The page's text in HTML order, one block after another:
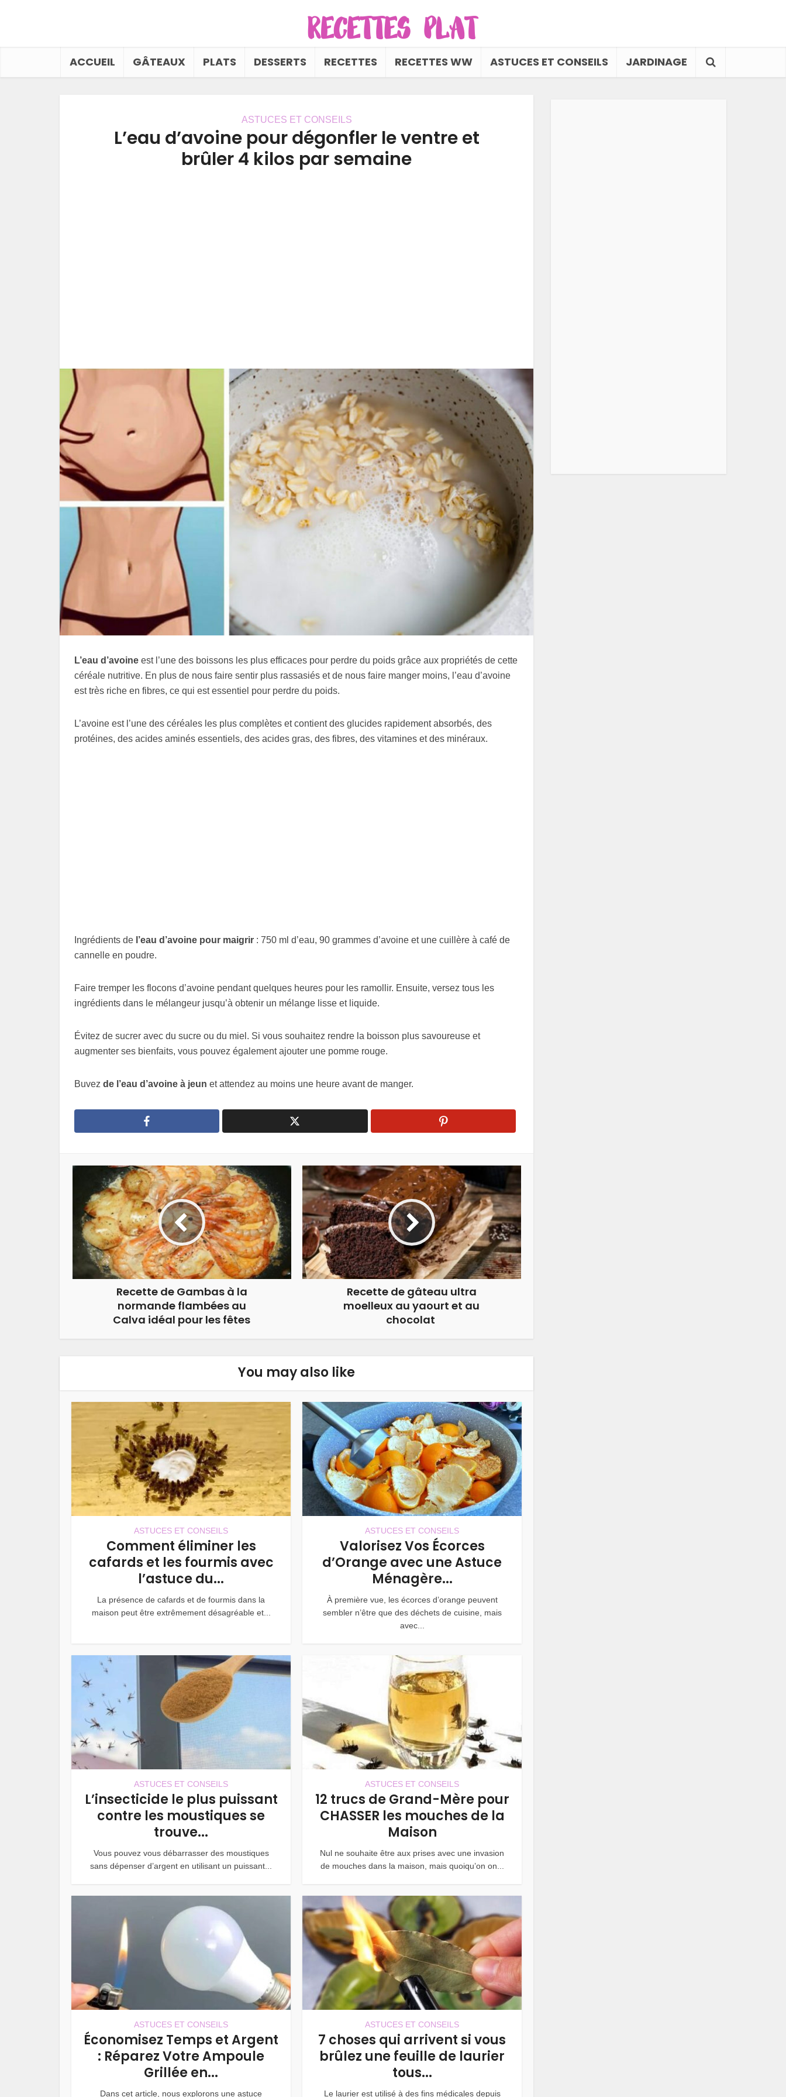
ACCUEIL GÂTEAUX PLATS DESSERTS RECETTES RECETTES WW ASTUCES ET CONSEILS JARDINAGE
ASTUCES ET CONSEILS
L’eau d’avoine pour dégonfler le ventre et
brûler 4 kilos par semaine
L’eau d’avoine est l’une des boissons les plus efficaces pour perdre du poids grâce aux propriétés de cette
céréale nutritive. En plus de nous faire sentir plus rassasiés et de nous faire manger moins, l’eau d’avoine
est très riche en fibres, ce qui est essentiel pour perdre du poids.
L’avoine est l’une des céréales les plus complètes et contient des glucides rapidement absorbés, des
protéines, des acides aminés essentiels, des acides gras, des fibres, des vitamines et des minéraux.
Ingrédients de l’eau d’avoine pour maigrir : 750 ml d’eau, 90 grammes d’avoine et une cuillère à café de
cannelle en poudre.
Faire tremper les flocons d’avoine pendant quelques heures pour les ramollir. Ensuite, versez tous les
ingrédients dans le mélangeur jusqu’à obtenir un mélange lisse et liquide.
Évitez de sucrer avec du sucre ou du miel. Si vous souhaitez rendre la boisson plus savoureuse et
augmenter ses bienfaits, vous pouvez également ajouter une pomme rouge.
Buvez de l’eau d’avoine à jeun et attendez au moins une heure avant de manger.
Recette de Gambas à la
normande flambées au
Calva idéal pour les fêtes
Recette de gâteau ultra
moelleux au yaourt et au
chocolat
You may also like
ASTUCES ET CONSEILS
Comment éliminer les
cafards et les fourmis avec
l’astuce du...
La présence de cafards et de fourmis dans la
maison peut être extrêmement désagréable et...
ASTUCES ET CONSEILS
Valorisez Vos Écorces
d’Orange avec une Astuce
Ménagère...
À première vue, les écorces d’orange peuvent
sembler n’être que des déchets de cuisine, mais
avec...
ASTUCES ET CONSEILS
L’insecticide le plus puissant
contre les moustiques se
trouve...
Vous pouvez vous débarrasser des moustiques
sans dépenser d’argent en utilisant un puissant...
ASTUCES ET CONSEILS
12 trucs de Grand-Mère pour
CHASSER les mouches de la
Maison
Nul ne souhaite être aux prises avec une invasion
de mouches dans la maison, mais quoiqu’on on...
ASTUCES ET CONSEILS
Économisez Temps et Argent
: Réparez Votre Ampoule
Grillée en...
Dans cet article, nous explorons une astuce
ASTUCES ET CONSEILS
7 choses qui arrivent si vous
brûlez une feuille de laurier
tous...
Le laurier est utilisé à des fins médicales depuis